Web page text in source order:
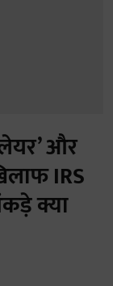
और
IRS
क्या